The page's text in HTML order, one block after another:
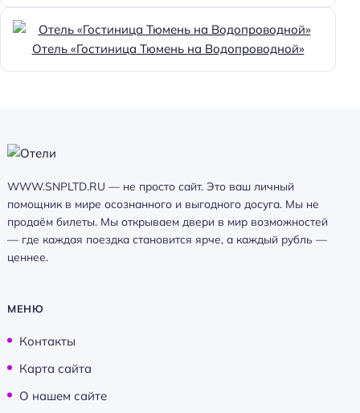
Отель «Гостиница Тюмень на Водопроводной»
WWW.SNPLTD.RU — не просто сайт. Это ваш личный
помощник в мире осознанного и выгодного досуга. Мы не
продаём билеты. Мы открываем двери в мир возможностей
— где каждая поездка становится ярче, а каждый рубль —
ценнее.
МЕНЮ
Контакты
Карта сайта
О нашем сайте